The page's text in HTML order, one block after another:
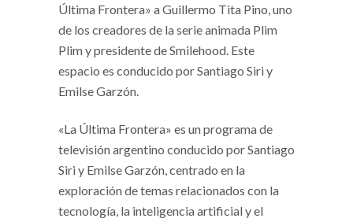
Última Frontera» a Guillermo Tita Pino, uno
de los creadores de la serie animada Plim
Plim y presidente de Smilehood. Este
espacio es conducido por Santiago Siri y
Emilse Garzón.
«La Última Frontera» es un programa de
televisión argentino conducido por Santiago
Siri y Emilse Garzón, centrado en la
exploración de temas relacionados con la
tecnología, la inteligencia artificial y el